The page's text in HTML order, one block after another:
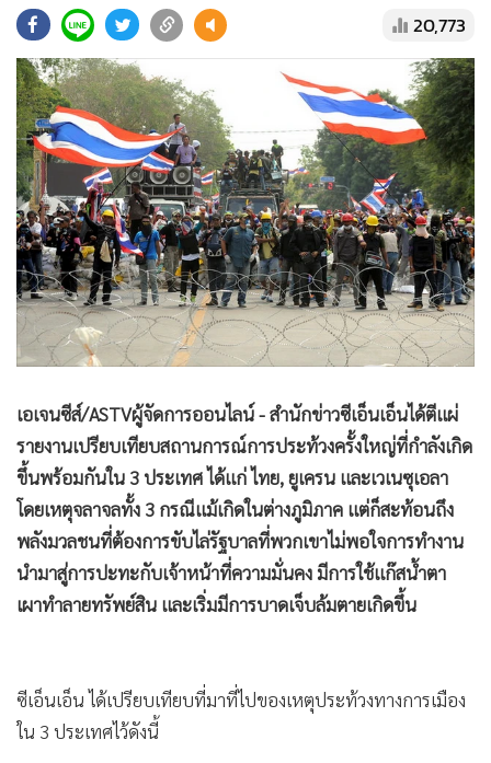
• ผู้จัดกวน
• Good health & Well-being
• Green Innovation & SD
• Management & HR
• MGR Live
• Infographic
• การเมือง
• ท่องเที่ยว
• กีฬา
• ต่างประเทศ
• Special Scoop
• จีน
•
ชุมชน-คุณภาพชีวิต
•
Motoring
• เกม
• วิทยาศาสตร์
• อินโดจีน
• กองทุนรวม
20,773
เอเจนซีส์/ASTVผู้จัดการออนไลน์ - สำนักข่าวซีเอ็นเอ็นได้ตีแผ่
รายงานเปรียบเทียบสถานการณ์การประท้วงครั้งใหญ่ที่กำลังเกิด
ขึ้นพร้อมกันใน 3 ประเทศ ได้แก่ ไทย, ยูเครน และเวเนซุเอลา
โดยเหตุจลาจลทั้ง 3 กรณีแม้เกิดในต่างภูมิภาค แต่ก็สะท้อนถึง
พลังมวลชนที่ต้องการขับไล่รัฐบาลที่พวกเขาไม่พอใจการทำงาน
นำมาสู่การปะทะกับเจ้าหน้าที่ความมั่นคง มีการใช้แก๊สน้ำตา
เผาทำลายทรัพย์สิน และเริ่มมีการบาดเจ็บล้มตายเกิดขึ้น
ซีเอ็นเอ็น ได้เปรียบเทียบที่มาที่ไปของเหตุประท้วงทางการเมือง
ใน 3 ประเทศไว้ดังนี้